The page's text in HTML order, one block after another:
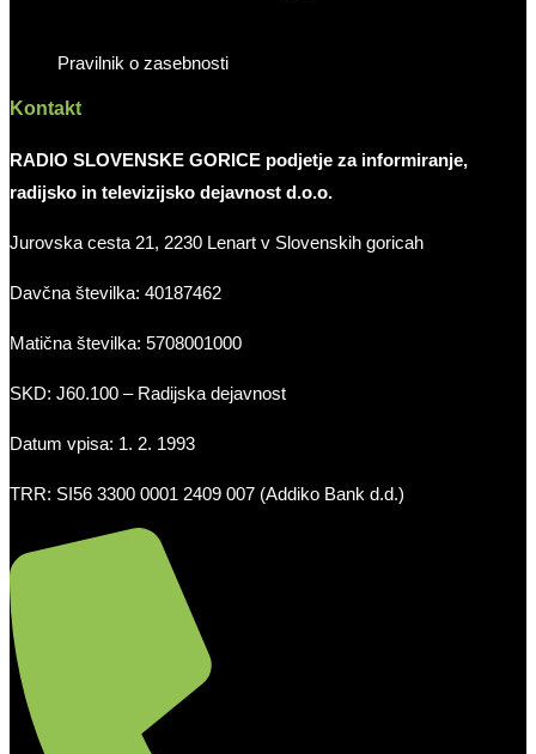
Pravilnik o zasebnosti
Kontakt
RADIO SLOVENSKE GORICE podjetje za informiranje,
radijsko in televizijsko dejavnost d.o.o.
Jurovska cesta 21, 2230 Lenart v Slovenskih goricah
Davčna številka: 40187462
Matična številka: 5708001000
SKD: J60.100 – Radijska dejavnost
Datum vpisa: 1. 2. 1993
TRR: SI56 3300 0001 2409 007 (Addiko Bank d.d.)